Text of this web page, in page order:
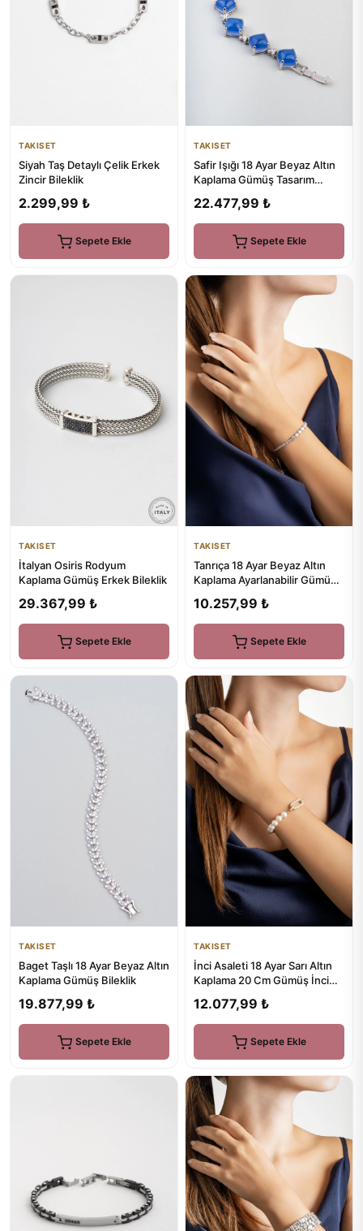
TAKISET
Siyah Taş Detaylı Çelik Erkek
Zincir Bileklik
2.299,99 ₺
Sepete Ekle
TAKISET
Safir Işığı 18 Ayar Beyaz Altın
Kaplama Gümüş Tasarım
22.477,99 ₺
Sepete Ekle
TAKISET
İtalyan Osiris Rodyum
Kaplama Gümüş Erkek Bileklik
29.367,99 ₺
Sepete Ekle
TAKISET
Tanrıça 18 Ayar Beyaz Altın
Kaplama Ayarlanabilir Gümüş
10.257,99 ₺
Sepete Ekle
TAKISET
Baget Taşlı 18 Ayar Beyaz Altın
Kaplama Gümüş Bileklik
19.877,99 ₺
Sepete Ekle
TAKISET
İnci Asaleti 18 Ayar Sarı Altın
Kaplama 20 Cm Gümüş İnci
12.077,99 ₺
Sepete Ekle